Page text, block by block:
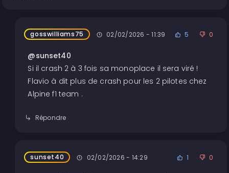
gosswilliams75 02/02/2026 - 11:39 5 0
@sunset40
Si il crash 2 à 3 fois sa monoplace il sera viré !
Flavio à dit plus de crash pour les 2 pilotes chez
Alpine f1 team .
Répondre
sunset40 02/02/2026 - 14:29 1 0